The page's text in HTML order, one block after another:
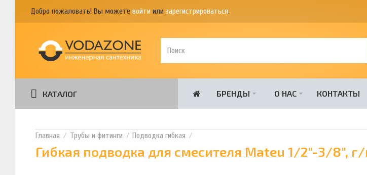
Добро пожаловать! Вы можете войти или зарегистрироваться.
КАТАЛОГ БРЕНДЫ О НАС КОНТАКТЫ
Трубы и фитинги Подводка гибкая
Гибкая подводка для смесителя Mateu 1/2"-3/8",